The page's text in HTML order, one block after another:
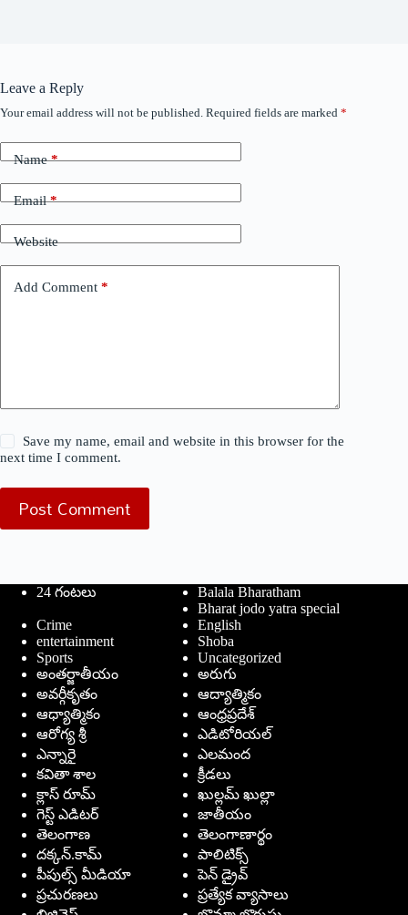
Leave a Reply
Your email address will not be published. Required fields are marked *
Name*
Email*
Website
Add Comment *
Save my name, email and website in this browser for the
next time I comment.
Post Comment
24 గంటలు
Balala Bharatham
Bharat jodo yatra special
Crime
English
entertainment
Shoba
Sports
Uncategorized
అంతర్జాతీయం
అరుగు
అవర్గీకృతం
ఆద్యాత్మికం
ఆధ్యాత్మికం
ఆంధ్రప్రదేశ్
ఆరోగ్య శ్రీ
ఎడిటోరియల్
ఎన్నారై
ఎలమంద
కవితా శాల
క్రీడలు
క్లాస్ రూమ్
ఖుల్లమ్ ఖుల్లా
గెస్ట్ ఎడిటర్
జాతీయం
తెలంగాణ
తెలంగాణార్థం
దక్కన్.కామ్
పాలిటిక్స్
పీపుల్స్ ‌మీడియా
పెన్ డ్రైవ్
ప్రచురణలు
ప్రత్యేక వ్యాసాలు